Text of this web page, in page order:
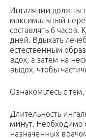
Ингаляции должны
максимальный
составлять 6
дней. Вдыхать
естественным
вдох, а затем на
выдох, чтобы
Ознакомьтесь с
Длительность
минут. Необходимо
назначенных